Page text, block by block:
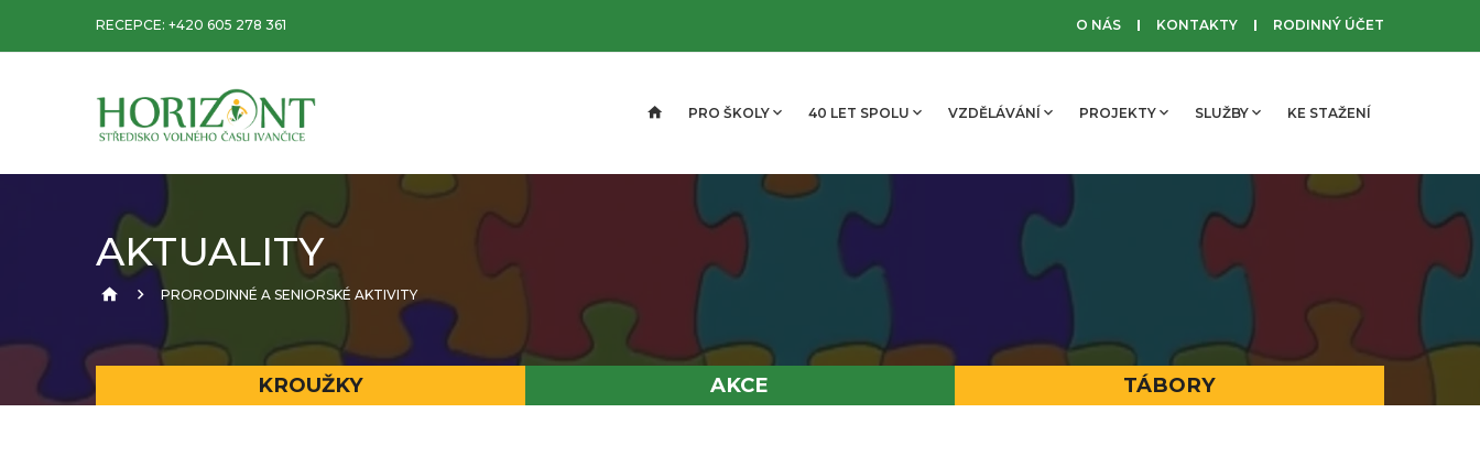
RECEPCE: +420 605 278 361 O NÁS KONTAKTY RODINNÝ ÚČET
PRO ŠKOLY 40 LET SPOLU VZDĚLÁVÁNÍ PROJEKTY SLUŽBY KE STAŽENÍ
AKTUALITY
PRORODINNÉ A SENIORSKÉ AKTIVITY
KROUŽKY AKCE TÁBORY